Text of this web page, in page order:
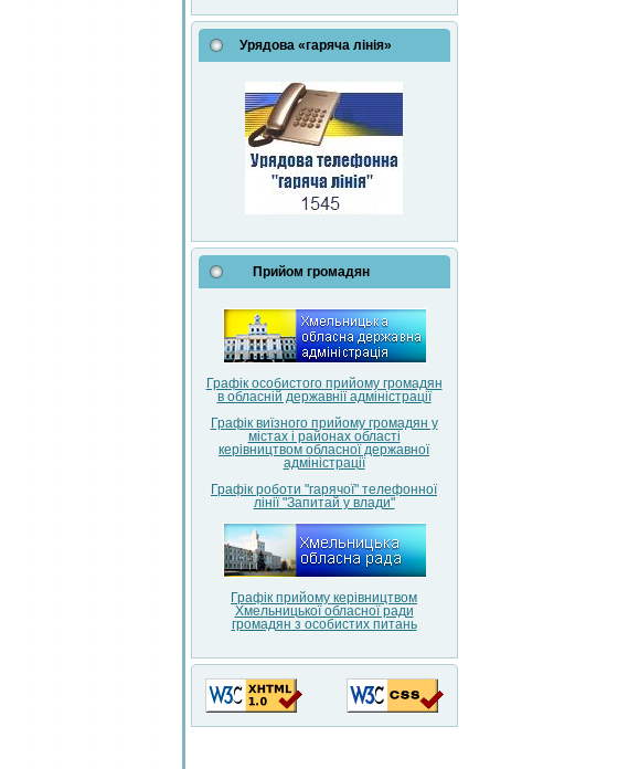
Урядова «гаряча лінія»
Прийом громадян
Графік особистого прийому громадян
в обласній державнії адміністрації
Графік виїзного прийому громадян у
містах і районах області
керівництвом обласної державної
адміністрації
Графік роботи "гарячої" телефонної
лінії "Запитай у влади"
Графік прийому керівництвом
Хмельницької обласної ради
громадян з особистих питань